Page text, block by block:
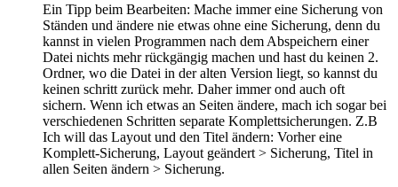
Ein Tipp beim Bearbeiten: Mache immer eine Sicherung von
Ständen und ändere nie etwas ohne eine Sicherung, denn du
kannst in vielen Programmen nach dem Abspeichern einer
Datei nichts mehr rückgängig machen und hast du keinen 2.
Ordner, wo die Datei in der alten Version liegt, so kannst du
keinen schritt zurück mehr. Daher immer ond auch oft
sichern. Wenn ich etwas an Seiten ändere, mach ich sogar bei
verschiedenen Schritten separate Komplettsicherungen. Z.B
Ich will das Layout und den Titel ändern: Vorher eine
Komplett-Sicherung, Layout geändert > Sicherung, Titel in
allen Seiten ändern > Sicherung.